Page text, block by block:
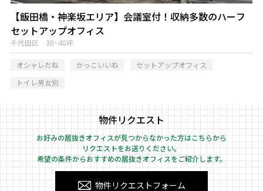
【飯田橋・神楽坂エリア】会議室付！収納多数のハーフ
セットアップオフィス
千代田区 30~40坪
オシャレだね かっこいいね
セットアップオフィス
トイレ男女別
物件リクエスト
お好みの居抜きオフィスが見つからなかった方はこちらから
リクエストをお送りください。
希望の条件からおすすめの居抜きオフィスをご紹介します。
物件リクエストフォーム